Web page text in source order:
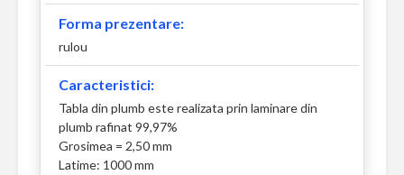
Forma prezentare:
rulou
Caracteristici:
Tabla din plumb este realizata prin laminare din
plumb rafinat 99,97%
Grosimea = 2,50 mm
Latime: 1000 mm